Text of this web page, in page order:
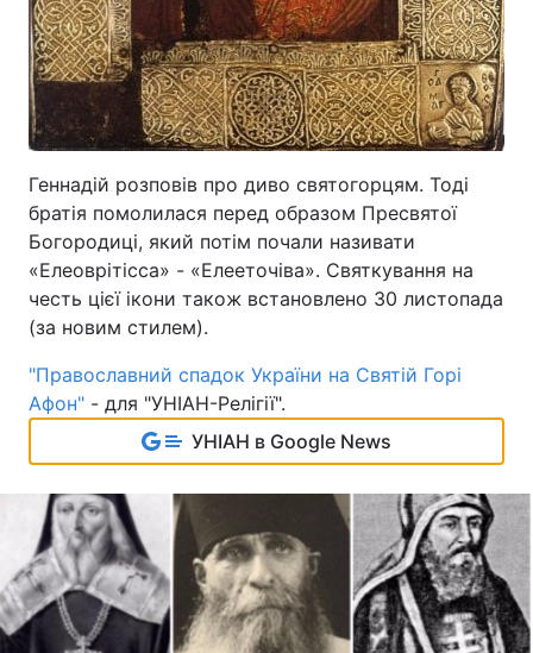
Геннадій розповів про диво святогорцям. Тоді
братія помолилася перед образом Пресвятої
Богородиці, який потім почали називати
«Елеоврітісса» - «Елееточіва». Святкування на
честь цієї ікони також встановлено 30 листопада
(за новим стилем).
"Православний спадок України на Святій Горі
Афон" - для "УНІАН-Релігії".
УНІАН в Google News